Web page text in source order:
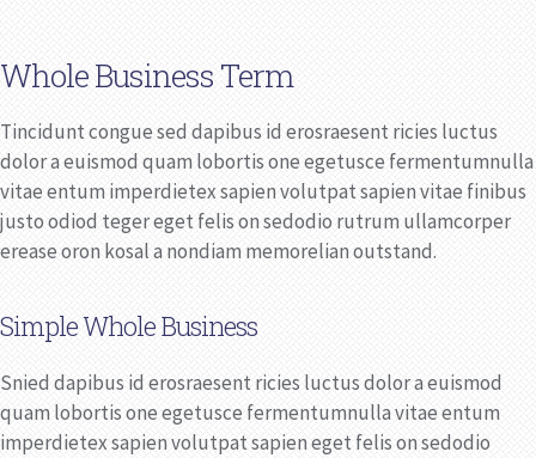
Whole Business Term
Tincidunt congue sed dapibus id erosraesent ricies luctus
dolor a euismod quam lobortis one egetusce fermentumnulla
vitae entum imperdietex sapien volutpat sapien vitae finibus
justo odiod teger eget felis on sedodio rutrum ullamcorper
erease oron kosal a nondiam memorelian outstand.
Simple Whole Business
Snied dapibus id erosraesent ricies luctus dolor a euismod
quam lobortis one egetusce fermentumnulla vitae entum
imperdietex sapien volutpat sapien eget felis on sedodio